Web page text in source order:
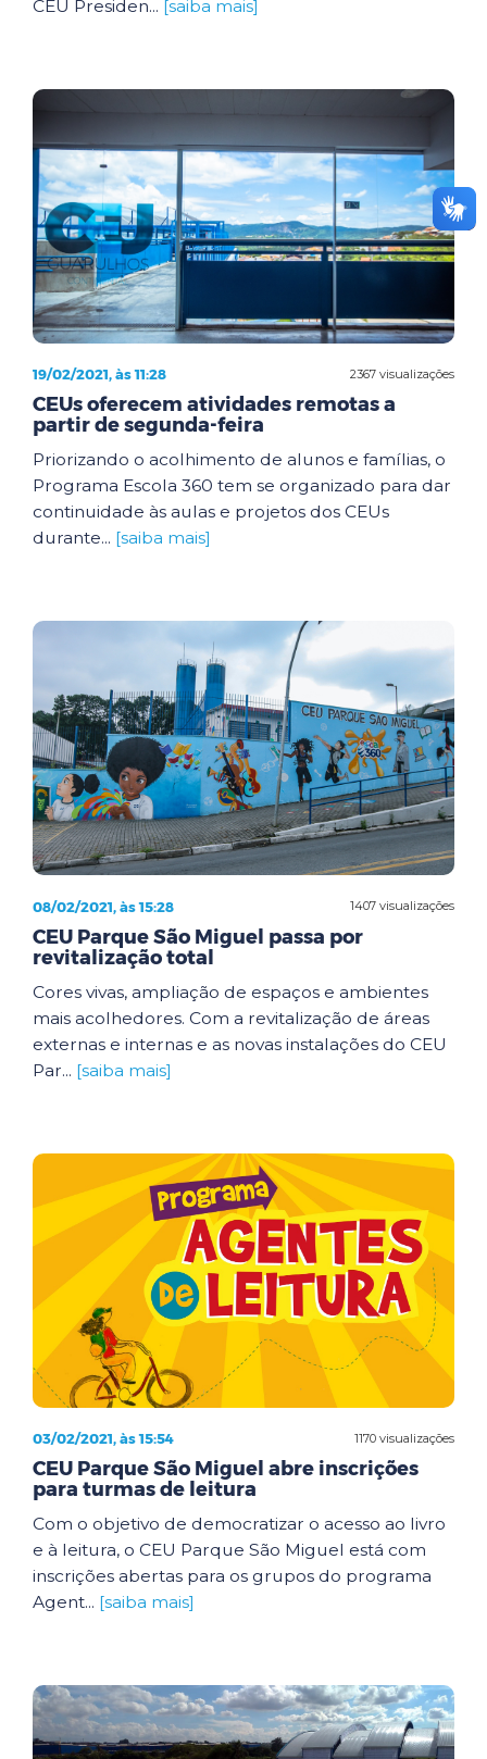
CEU Presiden... [saiba mais]
2367 visualizações
19/02/2021, às 11:28
CEUs oferecem atividades remotas a
partir de segunda-feira
Priorizando o acolhimento de alunos e famílias, o
Programa Escola 360 tem se organizado para dar
continuidade às aulas e projetos dos CEUs
durante... [saiba mais]
1407 visualizações
08/02/2021, às 15:28
CEU Parque São Miguel passa por
revitalização total
Cores vivas, ampliação de espaços e ambientes
mais acolhedores. Com a revitalização de áreas
externas e internas e as novas instalações do CEU
Par... [saiba mais]
1170 visualizações
03/02/2021, às 15:54
CEU Parque São Miguel abre inscrições
para turmas de leitura
Com o objetivo de democratizar o acesso ao livro
e à leitura, o CEU Parque São Miguel está com
inscrições abertas para os grupos do programa
Agent... [saiba mais]